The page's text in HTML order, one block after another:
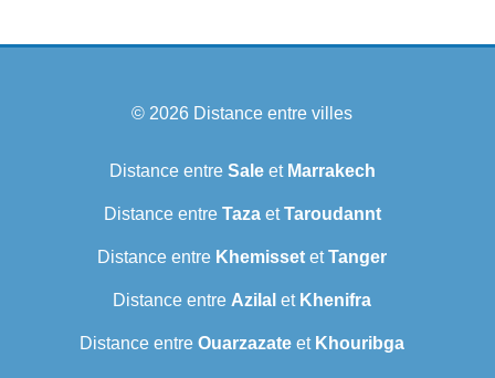
© 2026 Distance entre villes
Distance entre Saleet Marrakech
Distance entre TazaetTaroudannt
Distance entre Khemisset etTanger
Distance entre Azilal et Khenifra
Distance entre Ouarzazate et Khouribga